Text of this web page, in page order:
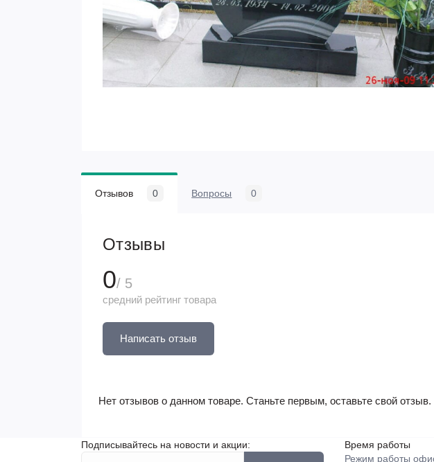
Отзывов 0 Вопросы 0
Отзывы
0/ 5
средний рейтинг товара
Написать отзыв
Нет отзывов о данном товаре. Станьте первым, оставьте свой отзыв.
Подписывайтесь на новости и акции:
Время работы
Режим работы